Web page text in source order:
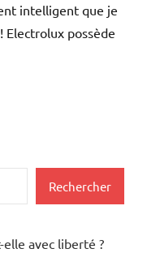
intelligent que je
Electrolux possède
Rechercher
avec liberté ?